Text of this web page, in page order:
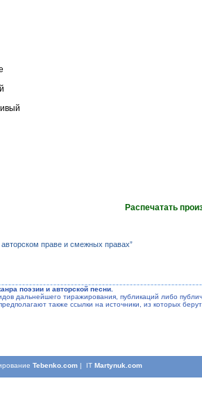
Распечатать
авторском праве и смежных правах”
поэзии и авторской песни.
тиражирования, публикаций либо
также ссылки на источники, из которых
Tebenko.com | ITMartynuk.com